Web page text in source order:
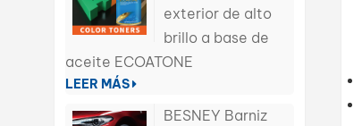
exterior de alto
brillo a base de
aceite ECOATONE
LEER MÁS
BESNEY Barniz